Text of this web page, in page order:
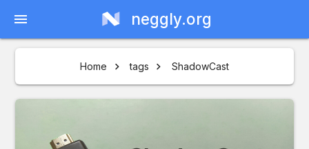
menu neggly.org
Home tags ShadowCast